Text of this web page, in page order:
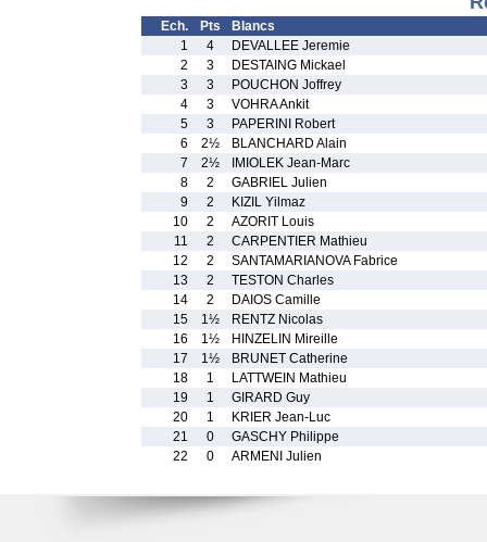
Ech. Pts
Blancs
1
4
DEVALLEE Jeremie
2
3
DESTAING Mickael
3
3
POUCHON Joffrey
4
3
VOHRA Ankit
5
3
PAPERINI Robert
6
2½
BLANCHARD Alain
7
2½
IMIOLEK Jean-Marc
8
2
GABRIEL Julien
9
2
KIZIL Yilmaz
10
2
AZORIT Louis
11
2
CARPENTIER Mathieu
12
2
SANTAMARIANOVA Fabrice
13
2
TESTON Charles
14
2
DAIOS Camille
15
1½
RENTZ Nicolas
16
1½
HINZELIN Mireille
17
1½
BRUNET Catherine
18
1
LATTWEIN Mathieu
19
1
GIRARD Guy
20
1
KRIER Jean-Luc
21
0
GASCHY Philippe
22
0 ARMENI Julien